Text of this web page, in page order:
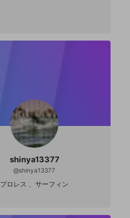
shinya13377
@shinya13377
プロレス 、サーフィン